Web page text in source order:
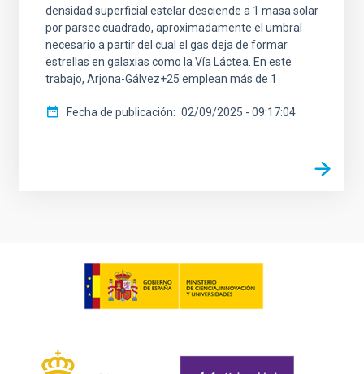
densidad superficial estelar desciende a 1 masa solar
por parsec cuadrado, aproximadamente el umbral
necesario a partir del cual el gas deja de formar
estrellas en galaxias como la Vía Láctea. En este
trabajo, Arjona-Gálvez+25 emplean más de 1
Fecha de publicación 02/09/2025 - 09:17:04